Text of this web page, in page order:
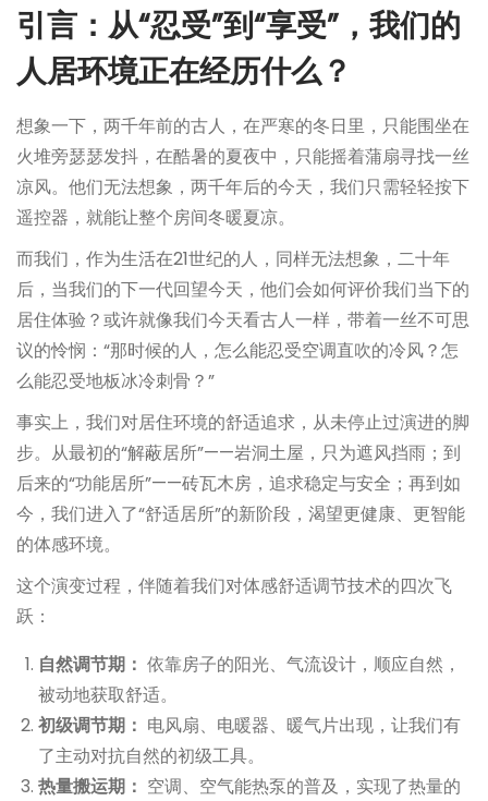
2
6
年
月
1
日
引言：从“忍受”到“享受”，我们的
人居环境正在经历什么？
想象一下，两千年前的古人，在严寒的冬日里，只能围坐在
火堆旁瑟瑟发抖，在酷暑的夏夜中，只能摇着蒲扇寻找一丝
凉风。他们无法想象，两千年后的今天，我们只需轻轻按下
遥控器，就能让整个房间冬暖夏凉。
而我们，作为生活在21世纪的人，同样无法想象，二十年
后，当我们的下一代回望今天，他们会如何评价我们当下的
居住体验？或许就像我们今天看古人一样，带着一丝不可思
议的怜悯：“那时候的人，怎么能忍受空调直吹的冷风？怎
么能忍受地板冰冷刺骨？”
事实上，我们对居住环境的舒适追求，从未停止过演进的脚
步。从最初的“解蔽居所”——岩洞土屋，只为遮风挡雨；到
后来的“功能居所”——砖瓦木房，追求稳定与安全；再到如
今，我们进入了“舒适居所”的新阶段，渴望更健康、更智能
的体感环境。
这个演变过程，伴随着我们对体感舒适调节技术的四次飞
跃：
自然调节期： 依靠房子的阳光、气流设计，顺应自然，
被动地获取舒适。
初级调节期： 电风扇、电暖器、暖气片出现，让我们有
了主动对抗自然的初级工具。
热量搬运期： 空调、空气能热泵的普及，实现了热量的